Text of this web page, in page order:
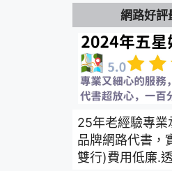
網路好評
25年老經驗專業
品牌網路代書，
雙行)費用低廉.